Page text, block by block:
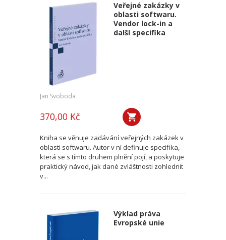
Veřejné zakázky v
oblasti softwaru.
Vendor lock-in a
další specifika
Jan Svoboda
370,00 Kč
Kniha se věnuje zadávání veřejných zakázek v
oblasti softwaru. Autor v ní definuje specifika,
která se s tímto druhem plnění pojí, a poskytuje
praktický návod, jak dané zvláštnosti zohlednit
v...
Výklad práva
Evropské unie